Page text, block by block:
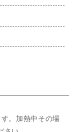
。加熱中その場